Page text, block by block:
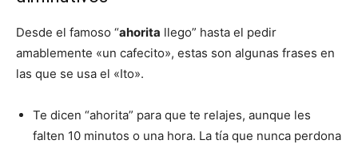
Desde el famoso “ahorita llego” hasta el pedir
amablemente «un cafecito», estas son algunas frases en
las que se usa el «Ito».
Te dicen “ahorita” para que te relajes, aunque les
falten 10 minutos o una hora. La tía que nunca perdona